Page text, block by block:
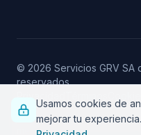
© 2026 Servicios GRV SA
reservados.
Sitio y sistemas
medida
Usamos cookies de
mejorar tu experiencia.